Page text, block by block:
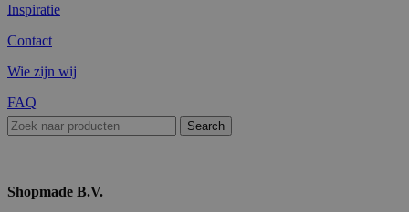
Inspiratie
Contact
Wie zijn wij
FAQ
Search
Shopmade B.V.